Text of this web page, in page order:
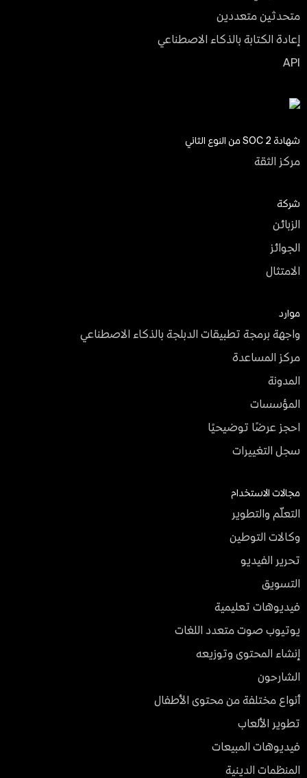
متحدثين متعددين
إعادة الكتابة بالذكاء الاصطناعي
API
شهادة SOC 2 من النوع الثاني
مركز الثقة
شركة
الزبائن
الجوائز
الامتثال
موارد
واجهة برمجة تطبيقات الدبلجة بالذكاء الاصطناعي
مركز المساعدة
المدونة
المؤسسات
احجز عرضًا توضيحيًا
سجل التغييرات
مجالات الاستخدام
التعلّم والتطوير
وكالات التوطين
تحرير الفيديو
التسويق
فيديوهات تعليمية
يوتيوب صوت متعدد اللغات
إنشاء المحتوى وتوزيعه
الشارحون
أنواع مختلفة من محتوى الأطفال
تطوير الألعاب
فيديوهات المبيعات
المنظمات الدينية